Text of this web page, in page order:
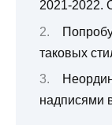
2021-2022.
таковых
надписями